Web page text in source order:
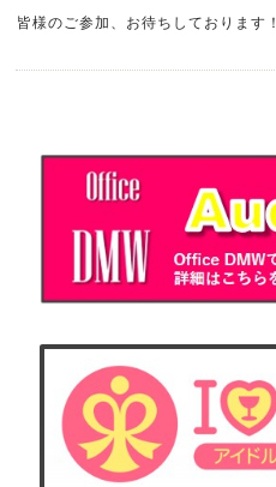
皆様のご参加、お待ちしております！